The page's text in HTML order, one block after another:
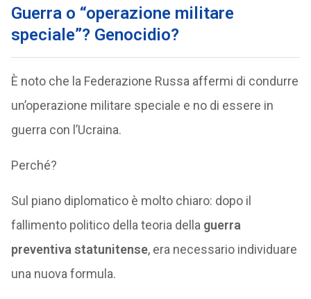
Guerra o “operazione militare
speciale”? Genocidio?
È noto che la Federazione Russa affermi di condurre
un’operazione militare speciale e no di essere in
guerra con l’Ucraina.
Perché?
Sul piano diplomatico è molto chiaro: dopo il
fallimento politico della teoria della guerra
preventiva statunitense, era necessario individuare
una nuova formula.